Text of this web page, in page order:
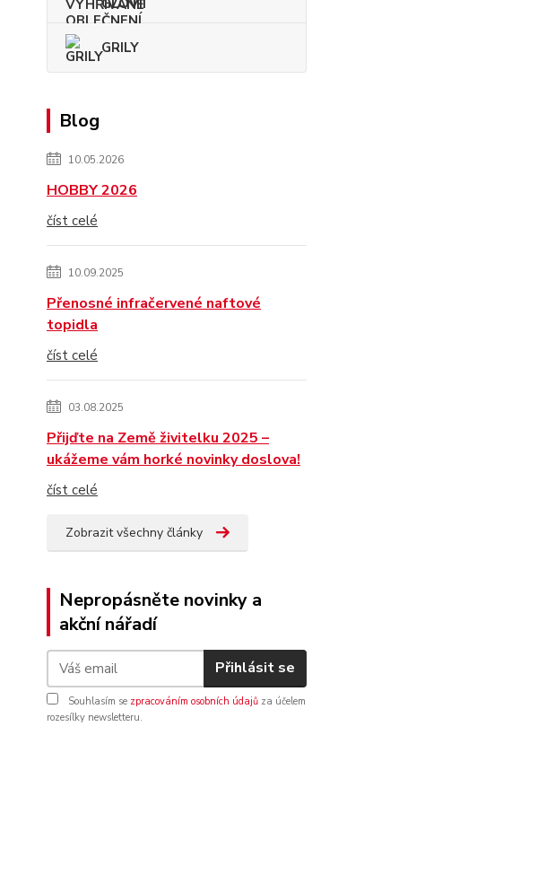
GRILY
Blog
10.05.2026
HOBBY 2026
číst celé
10.09.2025
Přenosné infračervené naftové
topidla
číst celé
03.08.2025
Přijďte na Země živitelku 2025 –
ukážeme vám horké novinky doslova!
číst celé
Zobrazit všechny články
Nepropásněte novinky a
akční nářadí
Přihlásit se
Souhlasím se zpracováním osobních údajů za účelem
rozesílky newsletteru.